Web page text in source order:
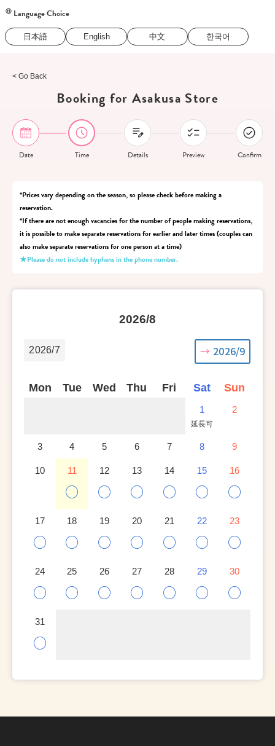
Language Choice
日本語 English 中文 한국어
< Go Back
Booking for Asakusa Store
Date Time Details Preview Confirm
*Prices vary depending on the season, so please check before making a
reservation.
*If there are not enough vacancies for the number of people making reservations,
it is possible to make separate reservations for earlier and later times (couples can
also make separate reservations for one person at a time)
★Please do not include hyphens in the phone number.
2026/8
2026/7 2026/9
Mon Tue Wed Thu Fri Sat Sun
1
延長可
2
3 4 5 6 7 8 9
10 11
○
12
○
13
○
14
○
15
○
16
○
17
○
18
○
19
○
20
○
21
○
22
○
23
○
24
○
25
○
26
○
27
○
28
○
29
○
30
○
31
○